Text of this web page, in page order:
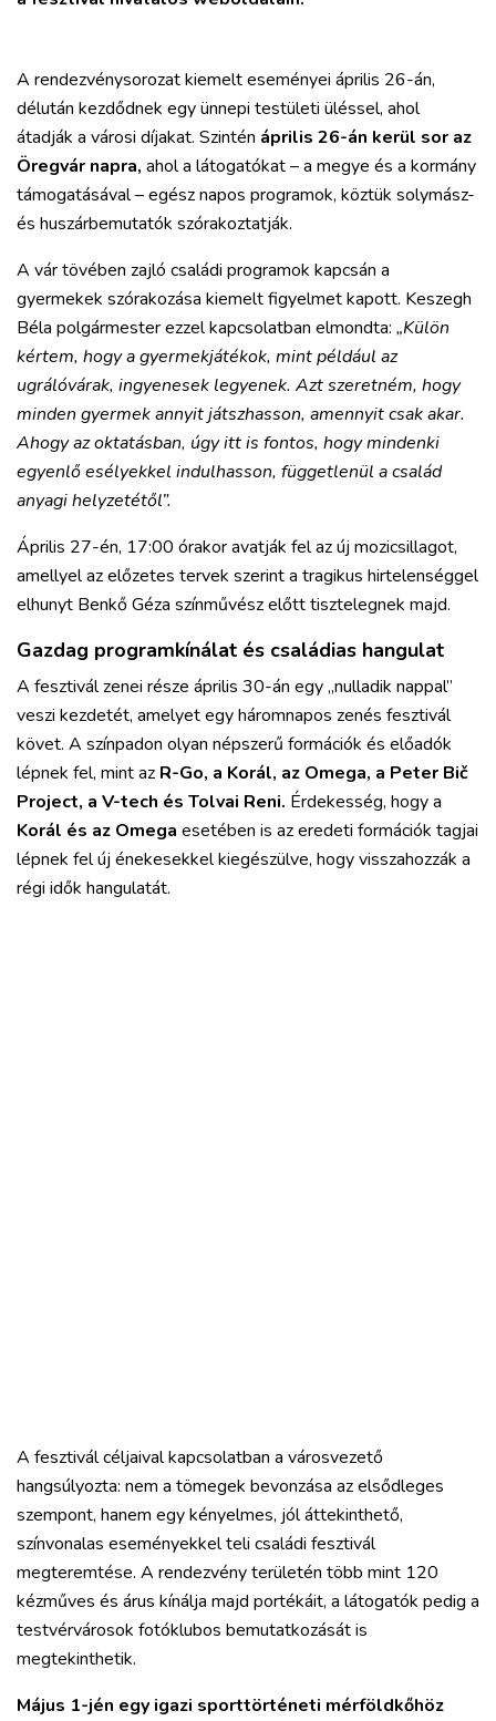
A rendezvénysorozat kiemelt eseményei április 26-án,
délután kezdődnek egy ünnepi testületi üléssel, ahol
átadják a városi díjakat. Szintén április 26-án kerül sor az
Öregvár napra, ahol a látogatókat – a megye és a kormány
támogatásával – egész napos programok, köztük solymász-
és huszárbemutatók szórakoztatják.
A vár tövében zajló családi programok kapcsán a
gyermekek szórakozása kiemelt figyelmet kapott. Keszegh
Béla polgármester ezzel kapcsolatban elmondta: „Külön
kértem, hogy a gyermekjátékok, mint például az
ugrálóvárak, ingyenesek legyenek. Azt szeretném, hogy
minden gyermek annyit játszhasson, amennyit csak akar.
Ahogy az oktatásban, úgy itt is fontos, hogy mindenki
egyenlő esélyekkel indulhasson, függetlenül a család
anyagi helyzetétől”.
Április 27-én, 17:00 órakor avatják fel az új mozicsillagot,
amellyel az előzetes tervek szerint a tragikus hirtelenséggel
elhunyt Benkő Géza színművész előtt tisztelegnek majd.
Gazdag programkínálat és családias hangulat
A fesztivál zenei része április 30-án egy „nulladik nappal”
veszi kezdetét, amelyet egy háromnapos zenés fesztivál
követ. A színpadon olyan népszerű formációk és előadók
lépnek fel, mint az R-Go, a Korál, az Omega, a Peter Bič
Project, a V-tech és Tolvai Reni. Érdekesség, hogy a
Korál és az Omega esetében is az eredeti formációk tagjai
lépnek fel új énekesekkel kiegészülve, hogy visszahozzák a
régi idők hangulatát.
A fesztivál céljaival kapcsolatban a városvezető
hangsúlyozta: nem a tömegek bevonzása az elsődleges
szempont, hanem egy kényelmes, jól áttekinthető,
színvonalas eseményekkel teli családi fesztivál
megteremtése. A rendezvény területén több mint 120
kézműves és árus kínálja majd portékáit, a látogatók pedig a
testvérvárosok fotóklubos bemutatkozását is
megtekinthetik.
Május 1-jén egy igazi sporttörténeti mérföldkőhöz